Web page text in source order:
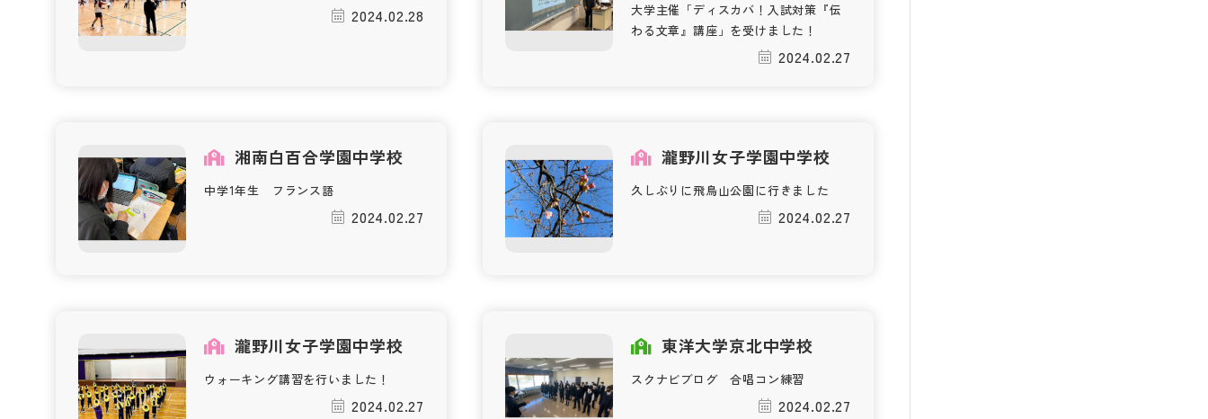
2024.02.28
大学主催「ディスカバ！入試対策『伝
わる文章』講座」を受けました！
2024.02.27
湘南白百合学園中学校
中学1年生 フランス語
2024.02.27
瀧野川女子学園中学校
久しぶりに飛鳥山公園に行きました
2024.02.27
瀧野川女子学園中学校
ウォーキング講習を行いました！
2024.02.27
東洋大学京北中学校
スクナビブログ 合唱コン練習
2024.02.27